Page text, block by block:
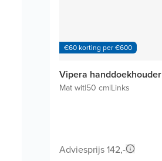
€60 korting per €600
Vipera handdoekhouder
Mat wit|50 cm|Links
Adviesprijs 142,-